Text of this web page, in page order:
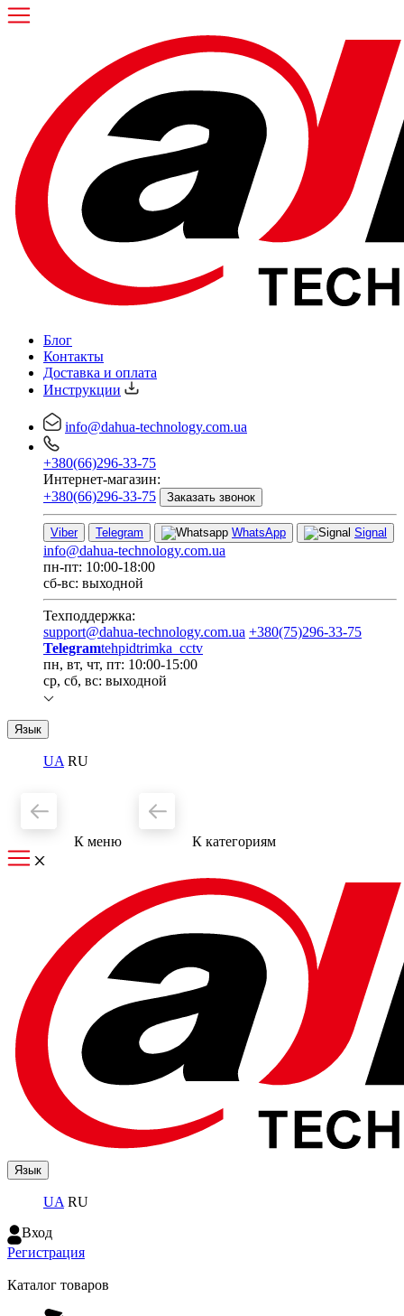
Блог
Контакты
Доставка и оплата
Инструкции
info@dahua-technology.com.ua
+380(66)296-33-75
Интернет-магазин:
+380(66)296-33-75
Заказать звонок
Viber Telegram WhatsApp Signal
info@dahua-technology.com.ua
пн-пт: 10:00-18:00
сб-вс: выходной
Техподдержка:
support@dahua-technology.com.ua +380(75)296-33-75
Telegramtehpidtrimka_cctv
пн, вт, чт, пт: 10:00-15:00
ср, сб, вс: выходной
Язык
UA RU
К меню К категориям
Язык
UA RU
Вход
Регистрация
Каталог товаров